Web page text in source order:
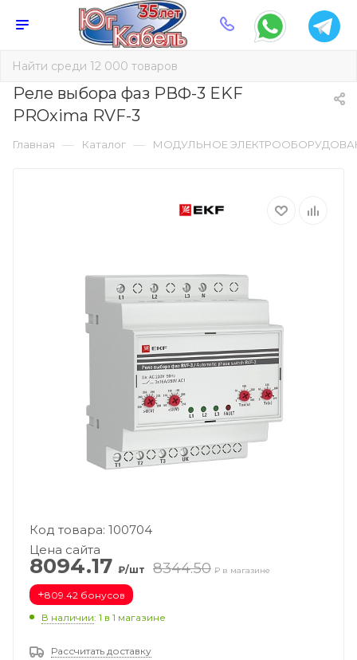
Реле выбора фаз РВФ-3 EKF
PROxima RVF-3
Главная — Каталог — МОДУЛЬНОЕ
Код товара: 100704
Цена сайта
8094.17 ₽/шт 8344.50 ₽ в магазине
+809.42 бонусов
В наличии: 1 в 1 магазине
Рассчитать доставку